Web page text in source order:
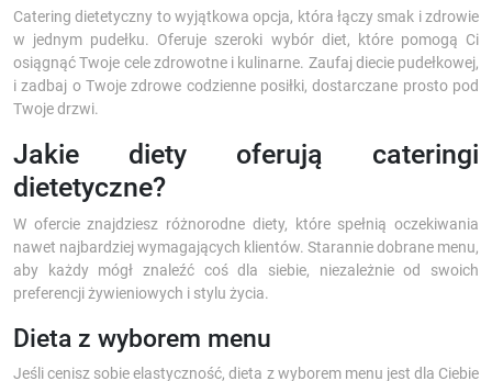
Catering dietetyczny to wyjątkowa opcja, która łączy smak i zdrowie
w jednym pudełku. Oferuje szeroki wybór diet, które pomogą Ci
osiągnąć Twoje cele zdrowotne i kulinarne. Zaufaj diecie pudełkowej,
i zadbaj o Twoje zdrowe codzienne posiłki, dostarczane prosto pod
Twoje drzwi.
Jakie diety oferują cateringi
dietetyczne?
W ofercie znajdziesz różnorodne diety, które spełnią oczekiwania
nawet najbardziej wymagających klientów. Starannie dobrane menu,
aby każdy mógł znaleźć coś dla siebie, niezależnie od swoich
preferencji żywieniowych i stylu życia.
Dieta z wyborem menu
Jeśli cenisz sobie elastyczność, dieta z wyborem menu jest dla Ciebie